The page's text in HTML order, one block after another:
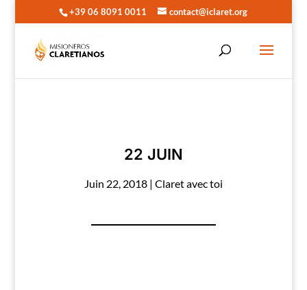
+39 06 8091 0011 contact@iclaret.org
22 JUIN
Juin 22, 2018| Claret avec toi